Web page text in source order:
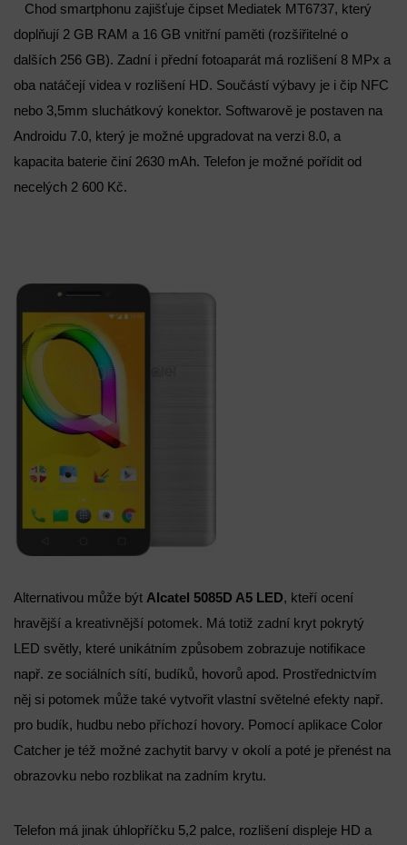
Chod smartphonu zajišťuje čipset Mediatek MT6737, který
doplňují 2 GB RAM a 16 GB vnitřní paměti (rozšiřitelné o
dalších 256 GB). Zadní i přední fotoaparát má rozlišení 8 MPx a
oba natáčejí videa v rozlišení HD. Součástí výbavy je i čip NFC
nebo 3,5mm sluchátkový konektor. Softwarově je postaven na
Androidu 7.0, který je možné upgradovat na verzi 8.0, a
kapacita baterie činí 2630 mAh. Telefon je možné pořídit od
necelých 2 600 Kč.
Alternativou může být Alcatel 5085D A5 LED, kteří ocení
hravější a kreativnější potomek. Má totiž zadní kryt pokrytý
LED světly, které unikátním způsobem zobrazuje notifikace
např. ze sociálních sítí, budíků, hovorů apod. Prostřednictvím
něj si potomek může také vytvořit vlastní světelné efekty např.
pro budík, hudbu nebo příchozí hovory. Pomocí aplikace Color
Catcher je též možné zachytit barvy v okolí a poté je přenést na
obrazovku nebo rozblikat na zadním krytu.
Telefon má jinak úhlopříčku 5,2 palce, rozlišení displeje HD a